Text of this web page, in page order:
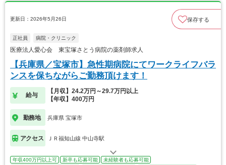
更新日：2026年5月26日 保存する
正社員 病院・クリニック
医療法人愛心会 東宝塚さとう病院の薬剤師求人
【兵庫県／宝塚市】急性期病院にてワークライフバラ
ンスを保ちながらご勤務頂けます！
給与
【月収】24.2万円～29.7万円以上
【年収】400万円
勤務地 兵庫県 宝塚市
アクセス ＪＲ福知山線 中山寺駅
年収400万円以上可 新卒も応募可能
未経験者も応募可能